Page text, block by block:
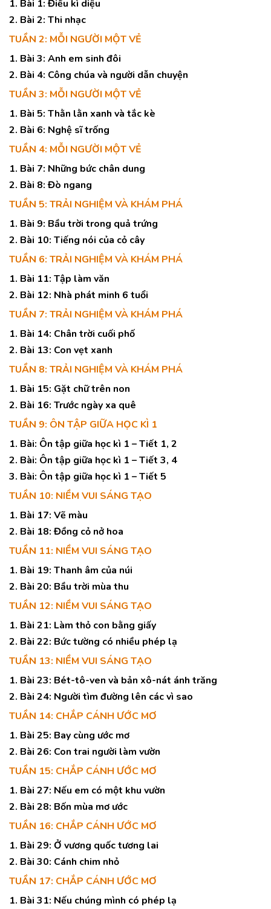
1. Bài 1: Điều kì diệu
2. Bài 2: Thi nhạc
TUẦN 2: MỖI NGƯỜI MỘT VẺ
1. Bài 3: Anh em sinh đôi
2. Bài 4: Công chúa và người dẫn chuyện
TUẦN 3: MỖI NGƯỜI MỘT VẺ
1. Bài 5: Thằn lằn xanh và tắc kè
2. Bài 6: Nghệ sĩ trống
TUẦN 4: MỖI NGƯỜI MỘT VẺ
1. Bài 7: Những bức chân dung
2. Bài 8: Đò ngang
TUẦN 5: TRẢI NGHIỆM VÀ KHÁM PHÁ
1. Bài 9: Bầu trời trong quả trứng
2. Bài 10: Tiếng nói của cỏ cây
TUẦN 6: TRẢI NGHIỆM VÀ KHÁM PHÁ
1. Bài 11: Tập làm văn
2. Bài 12: Nhà phát minh 6 tuổi
TUẦN 7: TRẢI NGHIỆM VÀ KHÁM PHÁ
1. Bài 14: Chân trời cuối phố
2. Bài 13: Con vẹt xanh
TUẦN 8: TRẢI NGHIỆM VÀ KHÁM PHÁ
1. Bài 15: Gặt chữ trên non
2. Bài 16: Trước ngày xa quê
TUẦN 9: ÔN TẬP GIỮA HỌC KÌ 1
1. Bài: Ôn tập giữa học kì 1 – Tiết 1, 2
2. Bài: Ôn tập giữa học kì 1 – Tiết 3, 4
3. Bài: Ôn tập giữa học kì 1 – Tiết 5
TUẦN 10: NIỀM VUI SÁNG TẠO
1. Bài 17: Vẽ màu
2. Bài 18: Đồng cỏ nở hoa
TUẦN 11: NIỀM VUI SÁNG TẠO
1. Bài 19: Thanh âm của núi
2. Bài 20: Bầu trời mùa thu
TUẦN 12: NIỀM VUI SÁNG TẠO
1. Bài 21: Làm thỏ con bằng giấy
2. Bài 22: Bức tường có nhiều phép lạ
TUẦN 13: NIỀM VUI SÁNG TẠO
1. Bài 23: Bét-tô-ven và bản xô-nát ánh trăng
2. Bài 24: Người tìm đường lên các vì sao
TUẦN 14: CHẮP CÁNH ƯỚC MƠ
1. Bài 25: Bay cùng ước mơ
2. Bài 26: Con trai người làm vườn
TUẦN 15: CHẮP CÁNH ƯỚC MƠ
1. Bài 27: Nếu em có một khu vườn
2. Bài 28: Bốn mùa mơ ước
TUẦN 16: CHẮP CÁNH ƯỚC MƠ
1. Bài 29: Ở vương quốc tương lai
2. Bài 30: Cánh chim nhỏ
TUẦN 17: CHẮP CÁNH ƯỚC MƠ
1. Bài 31: Nếu chúng mình có phép lạ